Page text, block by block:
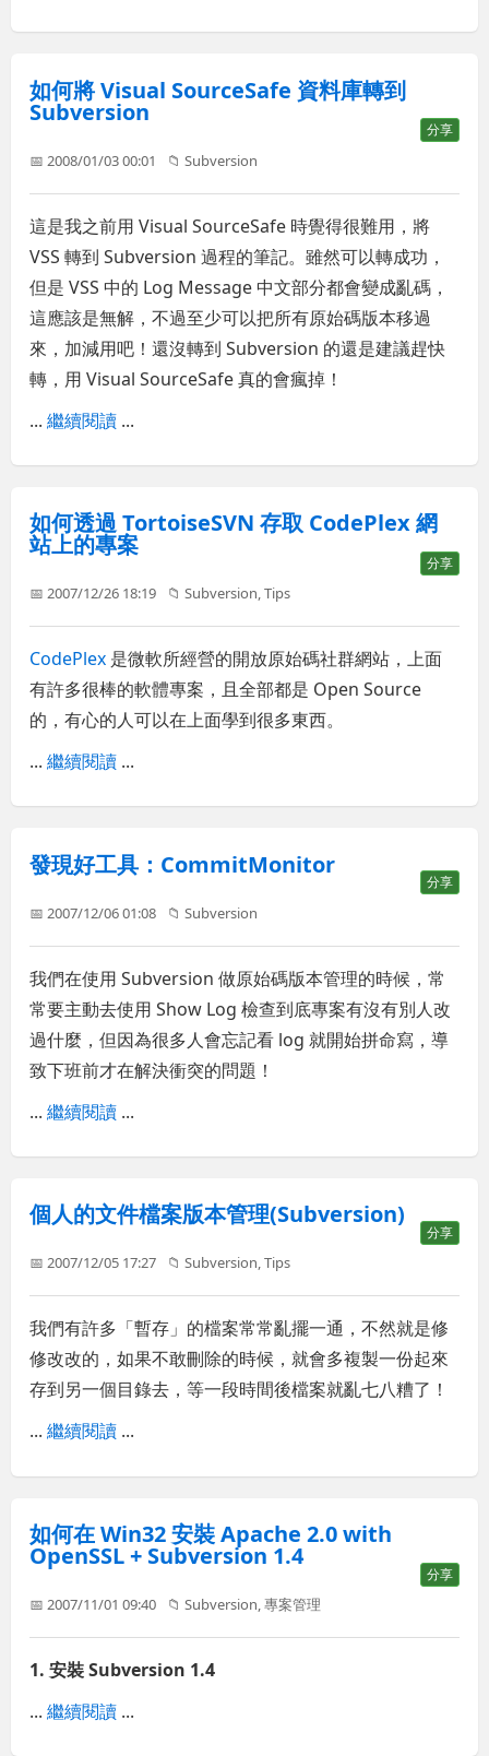
如何將 Visual SourceSafe 資料庫轉到
Subversion
分享
📅 2008/01/03 00:01 📁Subversion
這是我之前用 Visual SourceSafe 時覺得很難用，將
VSS 轉到 Subversion 過程的筆記。雖然可以轉成功，
但是 VSS 中的 Log Message 中文部分都會變成亂碼，
這應該是無解，不過至少可以把所有原始碼版本移過
來，加減用吧！還沒轉到 Subversion 的還是建議趕快
轉，用 Visual SourceSafe 真的會瘋掉！
...繼續閱讀 ...
如何透過 TortoiseSVN 存取 CodePlex 網
站上的專案
分享
📅 2007/12/26 18:19 📁Subversion,Tips
CodePlex 是微軟所經營的開放原始碼社群網站，上面
有許多很棒的軟體專案，且全部都是 Open Source
的，有心的人可以在上面學到很多東西。
...繼續閱讀 ...
發現好工具：CommitMonitor
分享
📅 2007/12/06 01:08 📁Subversion
我們在使用 Subversion 做原始碼版本管理的時候，常
常要主動去使用 Show Log 檢查到底專案有沒有別人改
過什麼，但因為很多人會忘記看 log 就開始拼命寫，導
致下班前才在解決衝突的問題！
...繼續閱讀 ...
個人的文件檔案版本管理(Subversion)
分享
📅 2007/12/05 17:27 📁Subversion,Tips
我們有許多「暫存」的檔案常常亂擺一通，不然就是修
修改改的，如果不敢刪除的時候，就會多複製一份起來
存到另一個目錄去，等一段時間後檔案就亂七八糟了！
...繼續閱讀 ...
如何在 Win32 安裝 Apache 2.0 with
OpenSSL + Subversion 1.4
分享
📅 2007/11/01 09:40 📁Subversion,專案管理
1. 安裝 Subversion 1.4
...繼續閱讀 ...